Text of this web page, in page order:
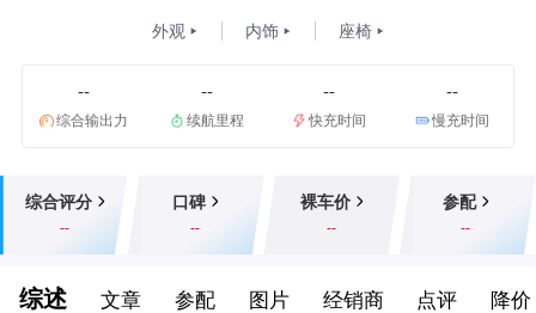
外观 内饰 座椅
--
综合输出力
--
续航里程
--
快充时间
--
慢充时间
综合评分
--
口碑
--
裸车价
--
参配
--
综述 文章 参配 图片 经销商 点评 降价